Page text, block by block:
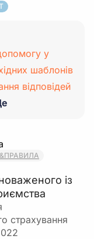
у
шаблонів
відповідей
із
страхування